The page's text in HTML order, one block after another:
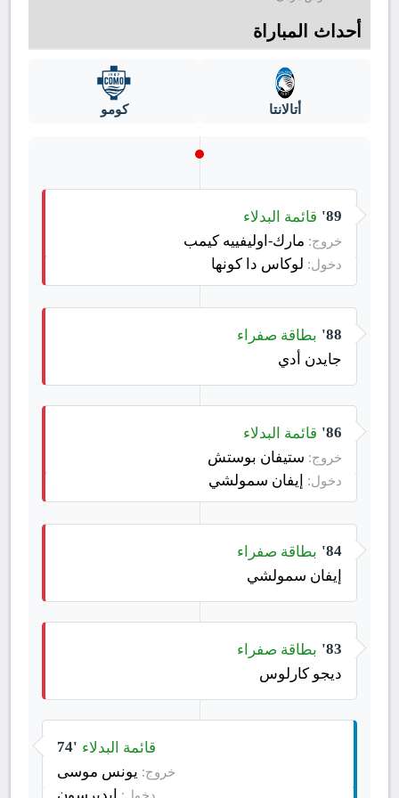
أحداث المباراة
أتالانتا كومو
89' قائمة البدلاء
خروج: مارك-اوليفييه كيمب
دخول: لوكاس دا كونها
88' بطاقة صفراء
جايدن أدي
86' قائمة البدلاء
خروج: ستيفان بوستش
دخول: إيفان سمولشي
84' بطاقة صفراء
إيفان سمولشي
83' بطاقة صفراء
ديجو كارلوس
74' قائمة البدلاء
خروج: يونس موسى
دخول: